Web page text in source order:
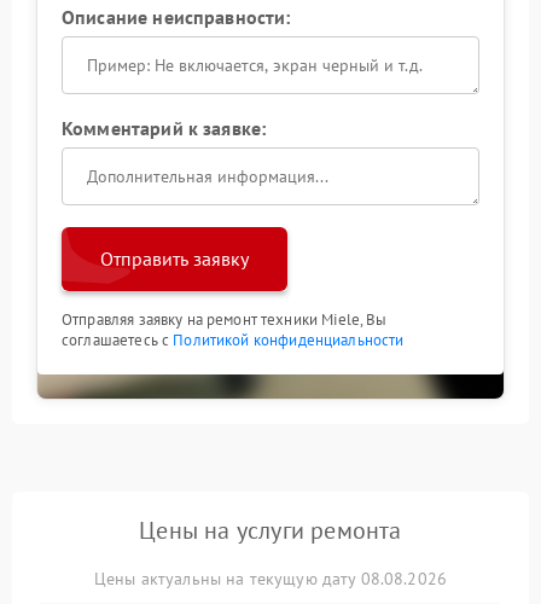
Описание неисправности:
Комментарий к заявке:
Отправить заявку
Отправляя заявку на ремонт техники Miele, Вы
соглашаетесь с Политикой конфиденциальности
Цены на услуги ремонта
Цены актуальны на текущую дату 08.08.2026